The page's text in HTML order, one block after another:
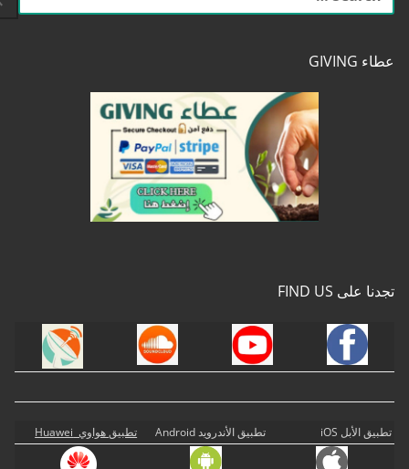
عن:
عطاء GIVING
تجدنا على FIND US
تطبيق الأبل iOS تطبيق الأندرويد Android تطبيق هواوي Huawei